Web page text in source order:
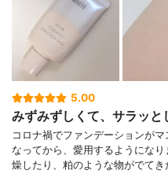
5.00
みずみずしくて、サラッと
コロナ禍でファンデーションが
なってから、愛用するようにな
燥したり、粕のような物がでて